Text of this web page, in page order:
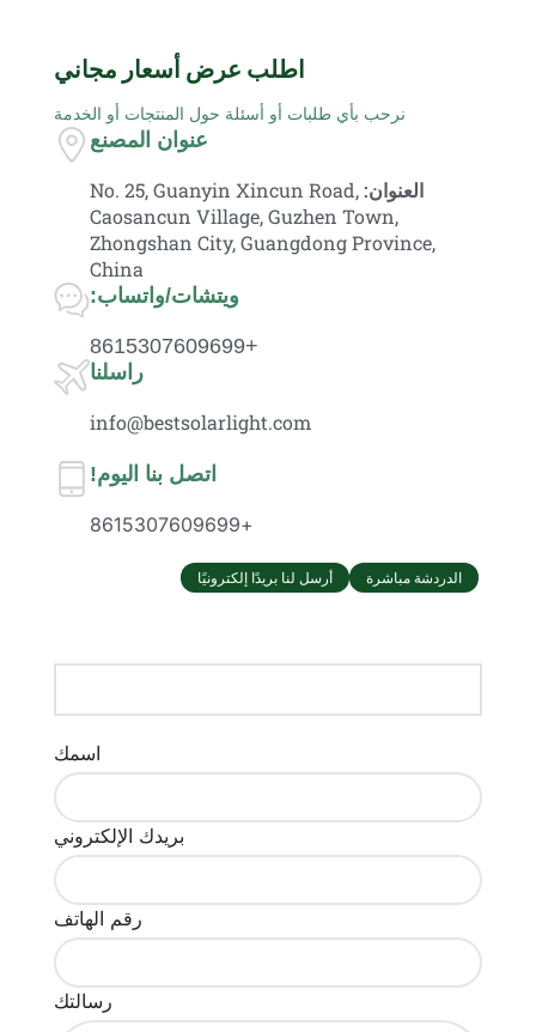
اطلب عرض أسعار مجاني
نرحب بأي طلبات أو أسئلة حول المنتجات أو الخدمة
عنوان المصنع
العنوان:No. 25, Guanyin Xincun Road,
Caosancun Village, Guzhen Town,
Zhongshan City, Guangdong Province,
China
ويتشات/واتساب:
+8615307609699
راسلنا
info@bestsolarlight.com
اتصل بنا اليوم!
+8615307609699
الدردشة مباشرة أرسل لنا بريدًا إلكترونيًا
اسمك
بريدك الإلكتروني
رقم الهاتف
رسالتك